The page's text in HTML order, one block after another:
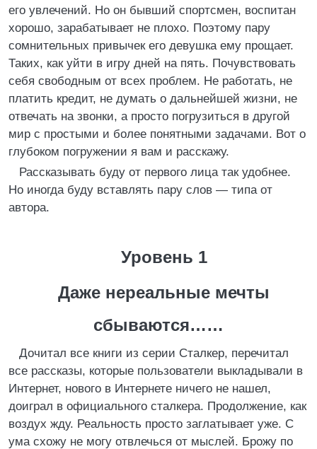
его увлечений. Но он бывший спортсмен, воспитан
хорошо, зарабатывает не плохо. Поэтому пару
сомнительных привычек его девушка ему прощает.
Таких, как уйти в игру дней на пять. Почувствовать
себя свободным от всех проблем. Не работать, не
платить кредит, не думать о дальнейшей жизни, не
отвечать на звонки, а просто погрузиться в другой
мир с простыми и более понятными задачами. Вот о
глубоком погружении я вам и расскажу.
Рассказывать буду от первого лица так удобнее.
Но иногда буду вставлять пару слов — типа от
автора.
Уровень 1
Даже нереальные мечты
сбываются……
Дочитал все книги из серии Сталкер, перечитал
все рассказы, которые пользователи выкладывали в
Интернет, нового в Интернете ничего не нашел,
доиграл в официального сталкера. Продолжение, как
воздух жду. Реальность просто заглатывает уже. С
ума схожу не могу отвлечься от мыслей. Брожу по